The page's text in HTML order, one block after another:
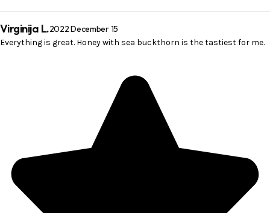
Virginija L.2022 December 15
Everything is great. Honey with sea buckthorn is the tastiest for me.